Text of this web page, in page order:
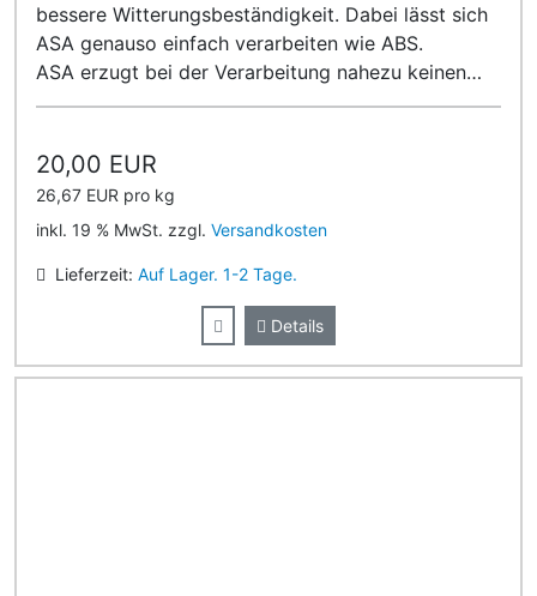
bessere Witterungsbeständigkeit. Dabei lässt sich
ASA genauso einfach verarbeiten wie ABS.
ASA erzugt bei der Verarbeitung nahezu keinen
Geruch!
20,00 EUR
26,67 EUR pro kg
inkl. 19 % MwSt. zzgl. Versandkosten
Lieferzeit: Auf Lager. 1-2 Tage.
Details